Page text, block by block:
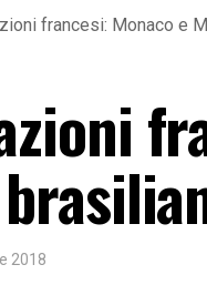
francesi: Monaco e
2018